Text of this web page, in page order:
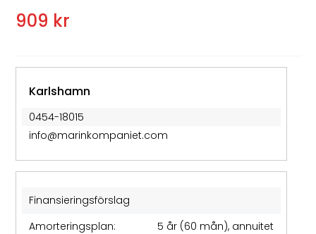
909 kr
Karlshamn
0454-18015
info@marinkompaniet.com
Finansieringsförslag
Amorteringsplan:
5 år (60 mån), annuitet